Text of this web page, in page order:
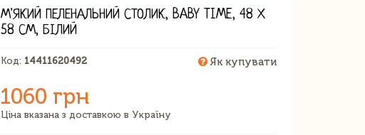
М'ЯКИЙ ПЕЛЕНАЛЬНИЙ СТОЛИК, BABY TIME, 48 Х
58 СМ, БІЛИЙ
Код: 14411620492 Як купувати
1060 грн
Ціна вказана з доставкою в Україну